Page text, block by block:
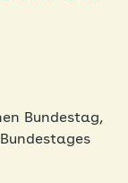
Bundestag,